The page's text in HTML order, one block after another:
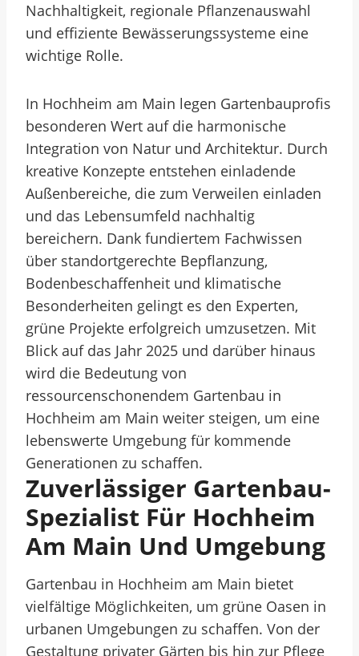
Nachhaltigkeit, regionale Pflanzenauswahl
und effiziente Bewässerungssysteme eine
wichtige Rolle.
In Hochheim am Main legen Gartenbauprofis
besonderen Wert auf die harmonische
Integration von Natur und Architektur. Durch
kreative Konzepte entstehen einladende
Außenbereiche, die zum Verweilen einladen
und das Lebensumfeld nachhaltig
bereichern. Dank fundiertem Fachwissen
über standortgerechte Bepflanzung,
Bodenbeschaffenheit und klimatische
Besonderheiten gelingt es den Experten,
grüne Projekte erfolgreich umzusetzen. Mit
Blick auf das Jahr 2025 und darüber hinaus
wird die Bedeutung von
ressourcenschonendem Gartenbau in
Hochheim am Main weiter steigen, um eine
lebenswerte Umgebung für kommende
Generationen zu schaffen.
Zuverlässiger Gartenbau-
Spezialist Für Hochheim
Am Main Und Umgebung
Gartenbau in Hochheim am Main bietet
vielfältige Möglichkeiten, um grüne Oasen in
urbanen Umgebungen zu schaffen. Von der
Gestaltung privater Gärten bis hin zur Pflege